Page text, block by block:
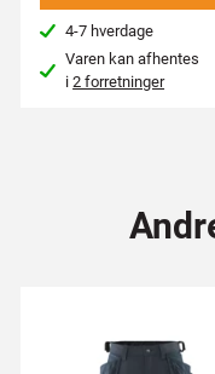
4-7 hverdage
Varen kan afhentes
i2 forretninger